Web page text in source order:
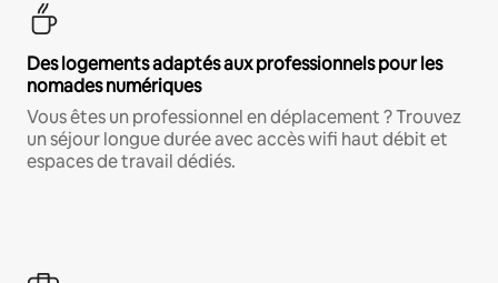
Des logements adaptés aux professionnels pour les
nomades numériques
Vous êtes un professionnel en déplacement ? Trouvez
un séjour longue durée avec accès wifi haut débit et
espaces de travail dédiés.